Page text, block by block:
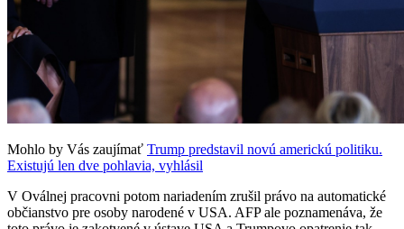
Mohlo by Vás zaujímať Trump predstavil novú americkú politiku.
Existujú len dve pohlavia, vyhlásil
V Oválnej pracovni potom nariadením zrušil právo na automatické
občianstvo pre osoby narodené v USA. AFP ale poznamenáva, že